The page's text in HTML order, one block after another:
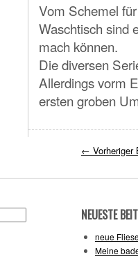
Vom Schemel
Waschtisch sind
mach können.
Die diversen
Allerdings vorm
ersten groben
← Vorheriger
NEUESTE
neue
Meine